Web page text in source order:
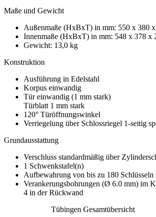
Maße und Gewicht
Außenmaße (HxBxT) in mm: 550 x 380
Innenmaße (HxBxT) in mm: 548 x 378 x
Gewicht: 13,0 kg
Konstruktion
Ausführung in Edelstahl
Korpus einwandig
Tür einwandig (1 mm stark)
Türblatt 1 mm stark
120° Türöffnungswinkel
Verriegelung über Schlossriegel 1-seitig
Grundausstattung
Verschluss standardmäßig über
1 Schwenkstafel(n)
Aufbewahrung von bis zu 180 Schlüsseln
Verankerungsbohrungen (Ø 6.0 mm) im
4 in der Rückwand
Tübingen Gesamtübersicht